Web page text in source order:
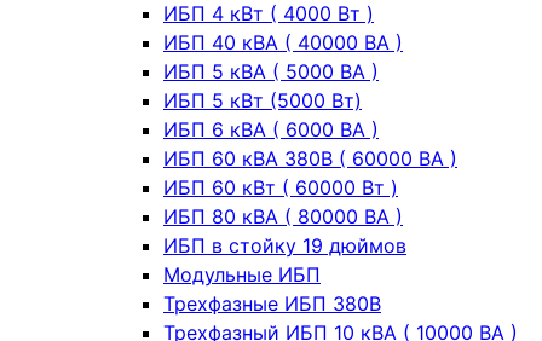
ИБП 4 кВт ( 4000 Вт )
ИБП 40 кВА ( 40000 ВА )
ИБП 5 кВА ( 5000 ВА )
ИБП 5 кВт (5000 Вт)
ИБП 6 кВА ( 6000 ВА )
ИБП 60 кВА 380В ( 60000 ВА )
ИБП 60 кВт ( 60000 Вт )
ИБП 80 кВА ( 80000 ВА )
ИБП в стойку 19 дюймов
Модульные ИБП
Трехфазные ИБП 380В
Трехфазный ИБП 10 кВА ( 10000 ВА )